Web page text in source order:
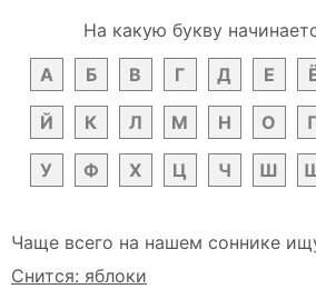
На какую букву
А
Б В Г Д Е
Й К Л М Н О
У Ф Х Ц Ч Ш
Чаще всего на нашем соннике
Снится: яблоки